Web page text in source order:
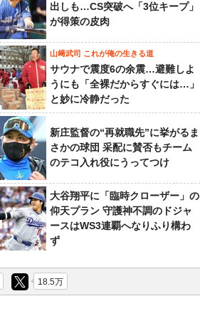
出しも…CS突破へ「3位キープ」
が得策の皮肉
山﨑武司 これが俺の生きる道
サウナで震度6の余震…避難しよ
うにも「全裸だからすぐには…」
と妙に冷静だった
新庄監督の“再就職先”に挙がるま
さかの球団 采配に賛否もチーム
のテコ入れ役にうってつけ
大谷翔平に「臨時クローザー」の
仰天プラン 守護神不調のドジャ
ースはWS3連覇へなりふり構わ
ず
18.5万